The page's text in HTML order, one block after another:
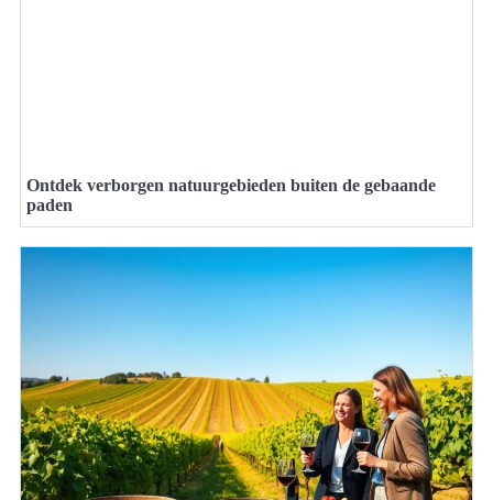
Ontdek verborgen natuurgebieden buiten de gebaande
paden